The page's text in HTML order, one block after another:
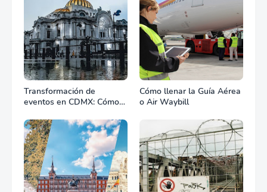
Transformación de
eventos en CDMX: Cómo
equipos define el éxito de
tu celebración
Cómo llenar la Guía Aérea
o Air Waybill